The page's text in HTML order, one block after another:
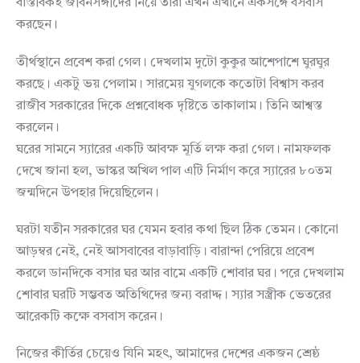
বাস্তবিকই জীবনসঙ্গীদের নিয়ে তাঁরা এখন এখানে একসঙ্গে বসবাস
করছেন।
তীর্থস্থানে প্রবেশ করা গেল। দেখলাম দুটো কুকুর আশেপাশে ঘুরঘুর
করছে। একটু ভয় পেলাম। সারমেয় যুগলকে কতোটা বিশ্বাস করব
রাজীব সরকারের দিকে প্রশ্নবোধক দৃষ্টিতে তাকালাম। তিনি আশ্বস্ত
করলেন।
ঘরের সামনে স্যারের একটি আবক্ষ মূর্তি লক্ষ করা গেল। নামফলক
দেখে জানা হল, ভাস্কর অখিল পাল এটি নির্মাণ করে স্যারের ৮০তম
জন্মদিনে উপহার দিয়েছিলেন।
ঘরটা যতীন সরকারের ঘর যেমন হবার কথা ছিল ঠিক তেমন। কোনো
আড়ম্বর নেই, নেই আসবাবের বাড়াবাড়ি। বারান্দা পেরিয়ে প্রবেশ
করলে ডানদিকে বসার ঘর আর বামে একটি শোবার ঘর। পরে দেখলাম
শোবার ঘরটি সম্ভবত অতিথিদের জন্য বরাদ্দ। স্যার সস্ত্রীক ভেতরের
আরেকটি কক্ষে বসবাস করেন।
নিজের কীর্তির চেয়েও যিনি মহৎ, আমাদের দেশের একজন শ্রেষ্ঠ